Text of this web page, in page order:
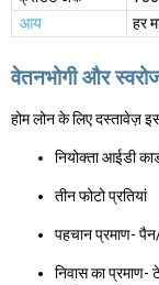
आय
हर
वेतनभोगी और
होम लोन के लिए दस्तावेज़
नियोक्ता आईडी
तीन फोटो प्रतियां
पहचान प्रमाण-
निवास का प्रमाण-